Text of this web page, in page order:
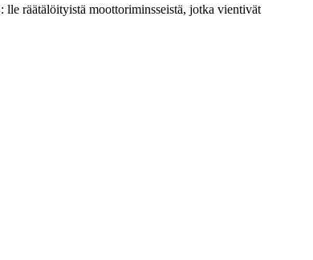
räätälöityistä moottoriminsseistä, jotka vientivät